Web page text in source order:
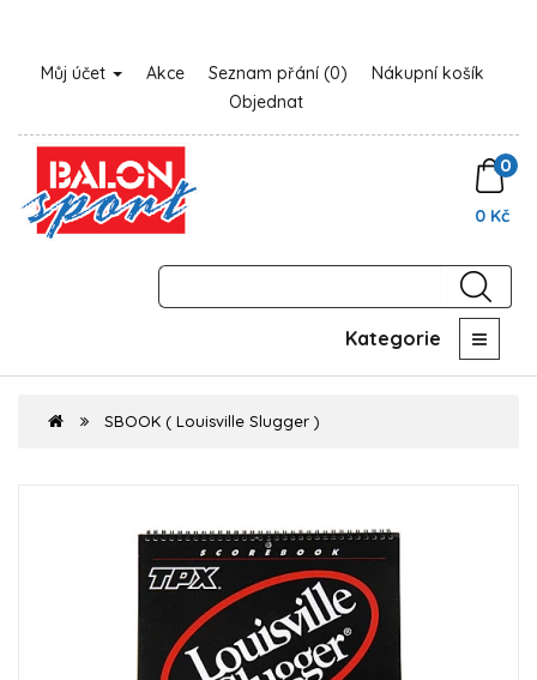
Můj účet Akce Seznam přání (0)
Nákupní košík
Objednat
0
0 Kč
Kategorie
SBOOK ( Louisville Slugger )